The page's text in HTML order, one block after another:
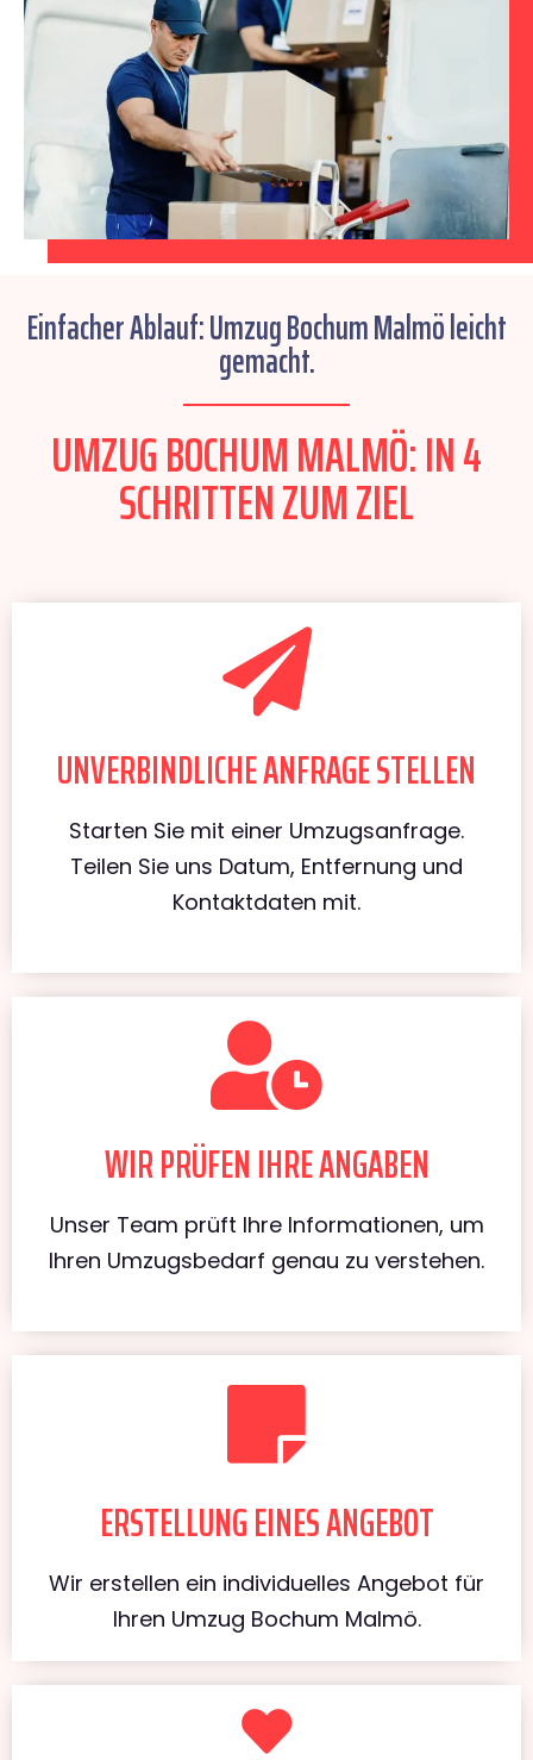
Einfacher Ablauf: Umzug Bochum Malmö leicht
gemacht.
UMZUG BOCHUM MALMÖ: IN 4
SCHRITTEN ZUM ZIEL
UNVERBINDLICHE ANFRAGE STELLEN
Starten Sie mit einer Umzugsanfrage.
Teilen Sie uns Datum, Entfernung und
Kontaktdaten mit.
WIR PRÜFEN IHRE ANGABEN
Unser Team prüft Ihre Informationen, um
Ihren Umzugsbedarf genau zu verstehen.
ERSTELLUNG EINES ANGEBOT
Wir erstellen ein individuelles Angebot für
Ihren Umzug Bochum Malmö.